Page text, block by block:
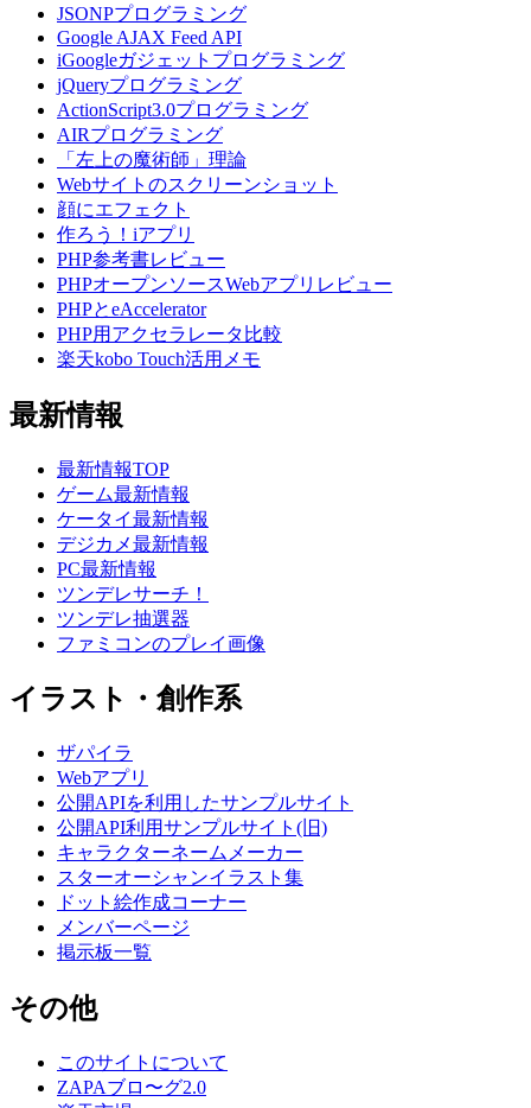
JSONPプログラミング
Google AJAX Feed API
iGoogleガジェットプログラミング
jQueryプログラミング
ActionScript3.0プログラミング
AIRプログラミング
「左上の魔術師」理論
Webサイトのスクリーンショット
顔にエフェクト
作ろう！iアプリ
PHP参考書レビュー
PHPオープンソースWebアプリレビュー
PHPとeAccelerator
PHP用アクセラレータ比較
楽天kobo Touch活用メモ
最新情報
最新情報TOP
ゲーム最新情報
ケータイ最新情報
デジカメ最新情報
PC最新情報
ツンデレサーチ！
ツンデレ抽選器
ファミコンのプレイ画像
イラスト・創作系
ザパイラ
Webアプリ
公開APIを利用したサンプルサイト
公開API利用サンプルサイト(旧)
キャラクターネームメーカー
スターオーシャンイラスト集
ドット絵作成コーナー
メンバーページ
掲示板一覧
その他
このサイトについて
ZAPAブロ〜グ2.0